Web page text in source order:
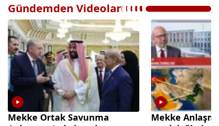
Gündemden Videolar
Mekke Ortak Savunma
Mekke